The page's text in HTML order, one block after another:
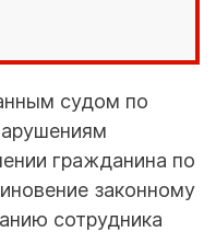
судом по
гражданина по
законному
сотрудника